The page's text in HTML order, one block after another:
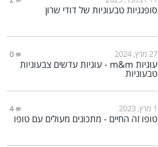
סופגניות טבעוניות של דודי שרון
27 מרץ, 2024 0
עוגיות m&m - עוגיות עדשים צבעוניות
טבעוניות
1 מרץ, 2023 4
טופו זה החיים - מתכונים מעולים עם טופו